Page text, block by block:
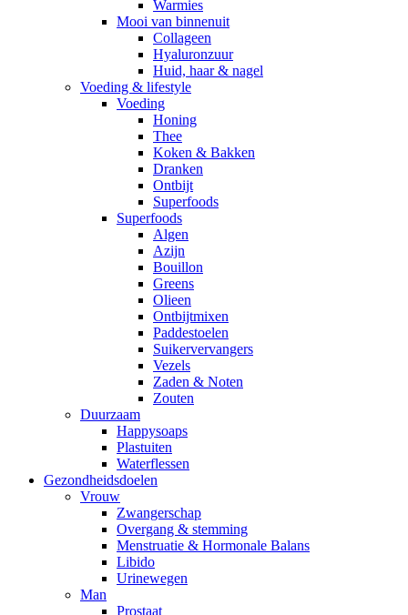
Warmies
Mooi van binnenuit
Collageen
Hyaluronzuur
Huid, haar & nagel
Voeding & lifestyle
Voeding
Honing
Thee
Koken & Bakken
Dranken
Ontbijt
Superfoods
Superfoods
Algen
Azijn
Bouillon
Greens
Olieen
Ontbijtmixen
Paddestoelen
Suikervervangers
Vezels
Zaden & Noten
Zouten
Duurzaam
Happysoaps
Plastuiten
Waterflessen
Gezondheidsdoelen
Vrouw
Zwangerschap
Overgang & stemming
Menstruatie & Hormonale Balans
Libido
Urinewegen
Man
Prostaat